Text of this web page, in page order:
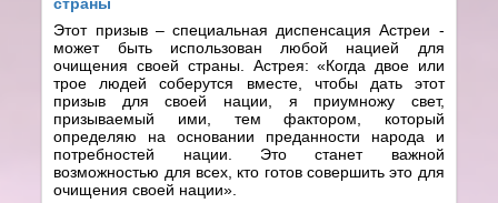
Этот призыв – специальная диспенсация Астреи -
может быть использован любой нацией для
очищения своей страны. Астрея: «Когда двое или
трое людей соберутся вместе, чтобы дать этот
призыв для своей нации, я приумножу свет,
призываемый ими, тем фактором, который
определяю на основании преданности народа и
потребностей нации. Это станет важной
возможностью для всех, кто готов совершить это для
очищения своей нации».